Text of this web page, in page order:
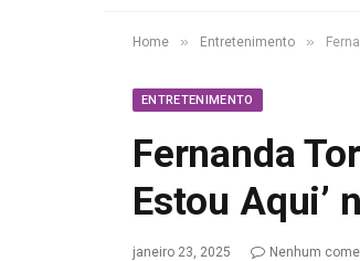
Home » Entretenimento »
ENTRETENIMENTO
Fernanda
Estou Aqui’
janeiro 23, 2025 Nenhum